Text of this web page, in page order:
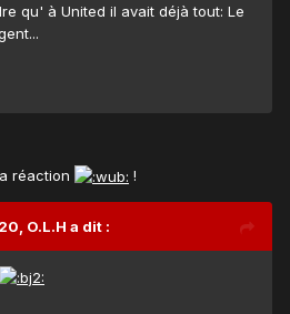
qu' à United il avait déjà tout: Le
réaction !
O.L.H a dit :